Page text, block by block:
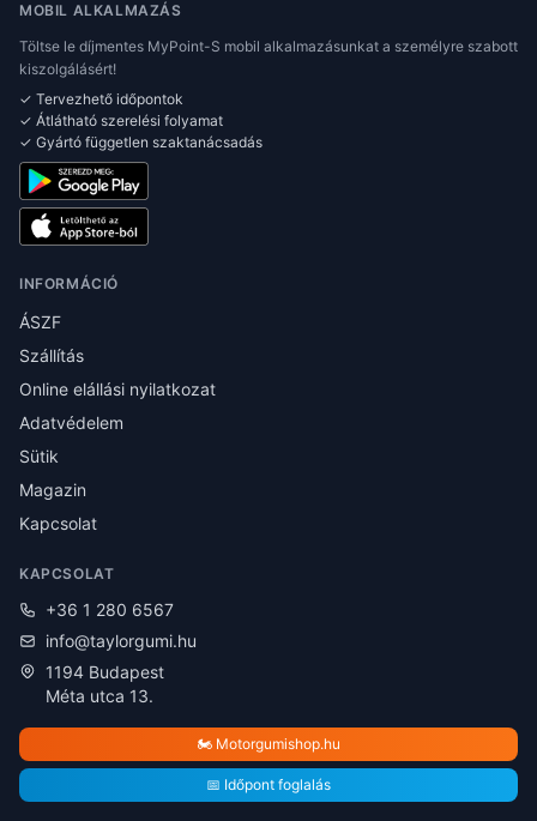
MOBIL ALKALMAZÁS
Töltse le díjmentes MyPoint-S mobil alkalmazásunkat a személyre szabott
kiszolgálásért!
✓ Tervezhető időpontok
✓ Átlátható szerelési folyamat
✓ Gyártó független szaktanácsadás
INFORMÁCIÓ
ÁSZF
Szállítás
Online elállási nyilatkozat
Adatvédelem
Sütik
Magazin
Kapcsolat
KAPCSOLAT
+36 1 280 6567
info@taylorgumi.hu
1194 Budapest
Méta utca 13.
🏍️ Motorgumishop.hu
📅 Időpont foglalás